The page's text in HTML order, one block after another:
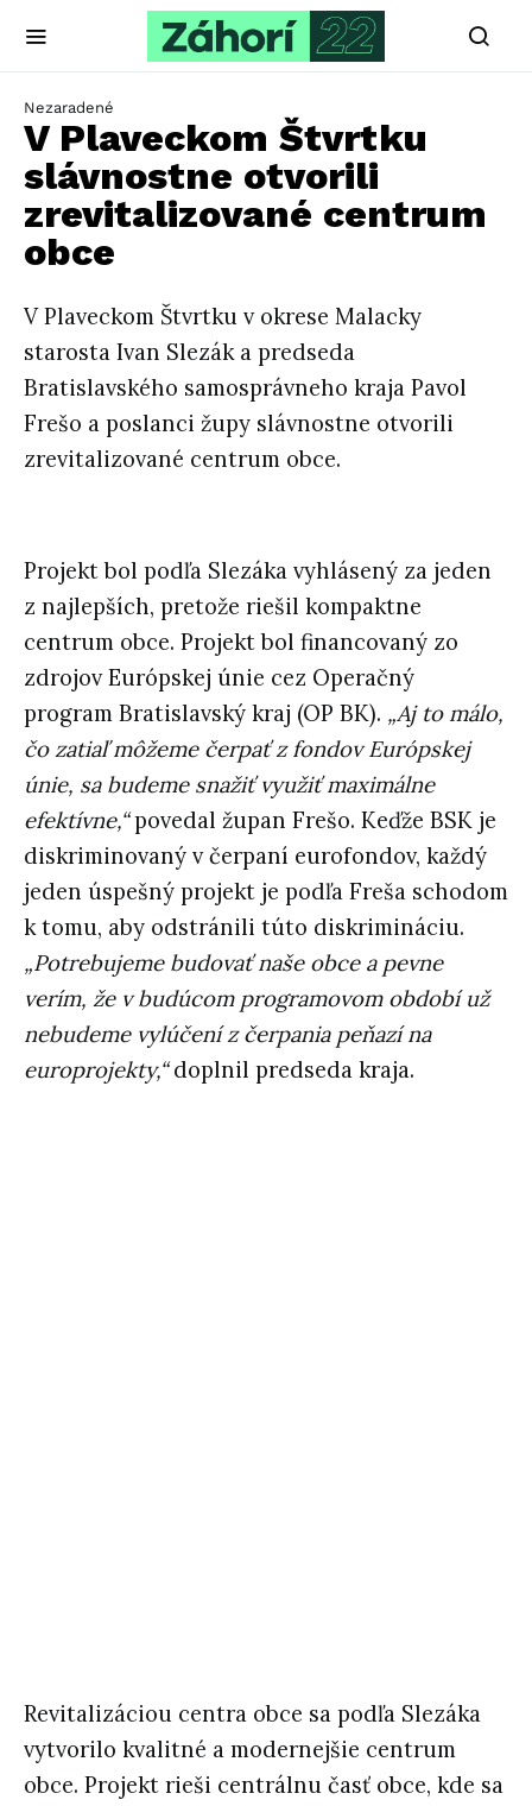
Nezaradené
V Plaveckom Štvrtku
slávnostne otvorili
zrevitalizované centrum
obce
V Plaveckom Štvrtku v okrese Malacky
starosta Ivan Slezák a predseda
Bratislavského samosprávneho kraja Pavol
Frešo a poslanci župy slávnostne otvorili
zrevitalizované centrum obce.
Projekt bol podľa Slezáka vyhlásený za jeden
z najlepších, pretože riešil kompaktne
centrum obce. Projekt bol financovaný zo
zdrojov Európskej únie cez Operačný
program Bratislavský kraj (OP BK). „Aj to málo,
čo zatiaľ môžeme čerpať z fondov Európskej
únie, sa budeme snažiť využiť maximálne
efektívne,“povedal župan Frešo. Keďže BSK je
diskriminovaný v čerpaní eurofondov, každý
jeden úspešný projekt je podľa Freša schodom
k tomu, aby odstránili túto diskrimináciu.
„Potrebujeme budovať naše obce a pevne
verím, že v budúcom programovom období už
nebudeme vylúčení z čerpania peňazí na
europrojekty,“doplnil predseda kraja.
Revitalizáciou centra obce sa podľa Slezáka
vytvorilo kvalitné a modernejšie centrum
obce. Projekt rieši centrálnu časť obce, kde sa